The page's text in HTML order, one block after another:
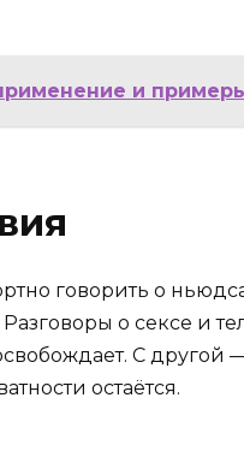
и
говорить о
о сексе и
С другой
остаётся.